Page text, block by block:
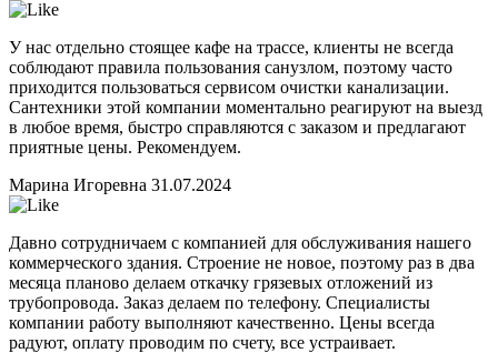
У нас отдельно стоящее кафе на трассе, клиенты не всегда
соблюдают правила пользования санузлом, поэтому часто
приходится пользоваться сервисом очистки канализации.
Сантехники этой компании моментально реагируют на выезд
в любое время, быстро справляются с заказом и предлагают
приятные цены. Рекомендуем.
Марина Игоревна 31.07.2024
Давно сотрудничаем с компанией для обслуживания нашего
коммерческого здания. Строение не новое, поэтому раз в два
месяца планово делаем откачку грязевых отложений из
трубопровода. Заказ делаем по телефону. Специалисты
компании работу выполняют качественно. Цены всегда
радуют, оплату проводим по счету, все устраивает.